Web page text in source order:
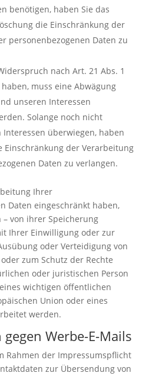
benötigen, haben Sie das
die Einschränkung der
personenbezogenen Daten zu
nach Art. 21 Abs. 1
haben, muss eine Abwägung
unseren Interessen
Solange noch nicht
Interessen überwiegen, haben
Einschränkung der Verarbeitung
Daten zu verlangen.
Ihrer
Daten eingeschränkt haben,
von ihrer Speicherung
Ihrer Einwilligung oder zur
oder Verteidigung von
zum Schutz der Rechte
oder juristischen Person
wichtigen öffentlichen
Union oder eines
werden.
Werbe-E-Mails
Rahmen der Impressumspflicht
zur Übersendung von